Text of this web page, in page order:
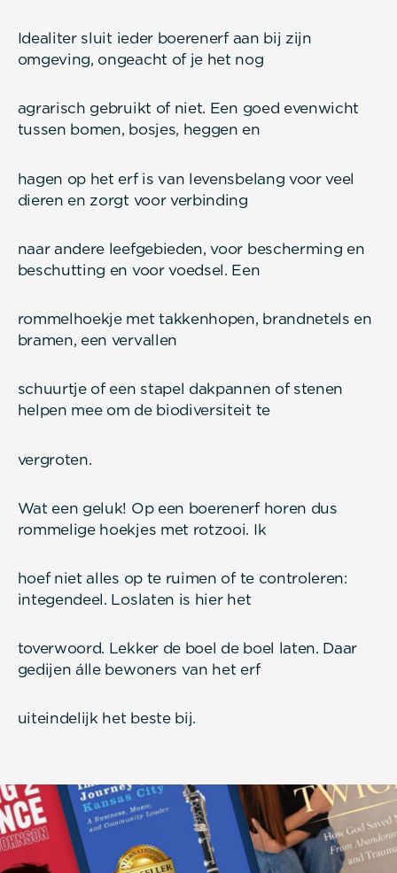
Idealiter sluit ieder boerenerf aan bij zijn
omgeving, ongeacht of je het nog
agrarisch gebruikt of niet. Een goed evenwicht
tussen bomen, bosjes, heggen en
hagen op het erf is van levensbelang voor veel
dieren en zorgt voor verbinding
naar andere leefgebieden, voor bescherming en
beschutting en voor voedsel. Een
rommelhoekje met takkenhopen, brandnetels en
bramen, een vervallen
schuurtje of een stapel dakpannen of stenen
helpen mee om de biodiversiteit te
vergroten.
Wat een geluk! Op een boerenerf horen dus
rommelige hoekjes met rotzooi. Ik
hoef niet alles op te ruimen of te controleren:
integendeel. Loslaten is hier het
toverwoord. Lekker de boel de boel laten. Daar
gedijen álle bewoners van het erf
uiteindelijk het beste bij.